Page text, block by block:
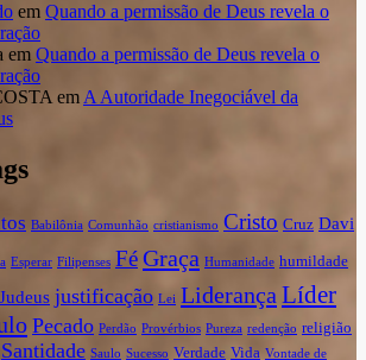
em Quando a permissão de Deus revela o
em Quando a permissão de Deus revela o
em A Autoridade Inegociável da
Babilônia Comunhão cristianismo Cristo Cruz Davi
Esperar Filipenses FéGraça Humanidade humildade
Judeus justificação Lei Liderança Líder
Pecado Perdão Provérbios Pureza redenção religião
Santidade Saulo Sucesso Verdade Vida Vontade de